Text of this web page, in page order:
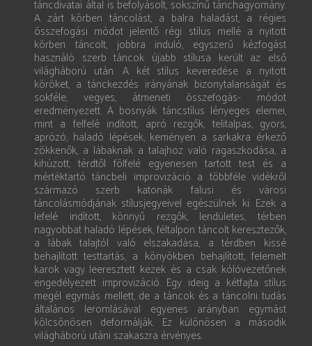
táncdivatai által is befolyásolt, sokszínű táncha­gyomány.
A zárt körben táncolást, a balra haladást, a régies
összefogási módot jelentő régi stílus mellé a nyitott
körben táncolt, jobbra induló, egyszerű kézfogást
használó szerb táncok újabb stílusa került az első
világháború után. A két stílus keveredése a nyitott
köröket, a tánckezdés irányának bizonytalanságát és
sokféle, vegyes, átmeneti összefogás- módot
eredményezett. A bosnyák táncstílus lényeges elemei,
mint a felfelé indított, apró rezgők, telitalpas, gyors,
aprózó, haladó lépések, keményen a sarkakra érkező
zökkenők, a lábaknak a talajhoz való ragaszkodása, a
kihúzott, térdtől fölfelé egyenesen tartott test és a
mértéktartó táncbeli improvizáció a többféle vidékről
származó szerb katonák falusi és városi
táncolásmódjának stílusjegyeivel egészülnek ki. Ezek a
lefelé indított, könnyű rezgők, lendületes, térben
nagyobbat haladó lépések, féltalpon táncolt keresztezők,
a lábak talaj­tól való elszakadása, a térdben kissé
behajlított testtartás, a könyökben behajlított, felemelt
karok vagy leeresztett kezek és a csak kólóvezetőnek
engedélyezett improvizáció. Egy ideig a kétfajta stílus
megél egymás mellett, de a táncok és a táncolni tudás
általános leromlásával egyenes arányban egymást
kölcsönösen deformálják. Ez különösen a második
világháború utáni szakaszra érvényes.